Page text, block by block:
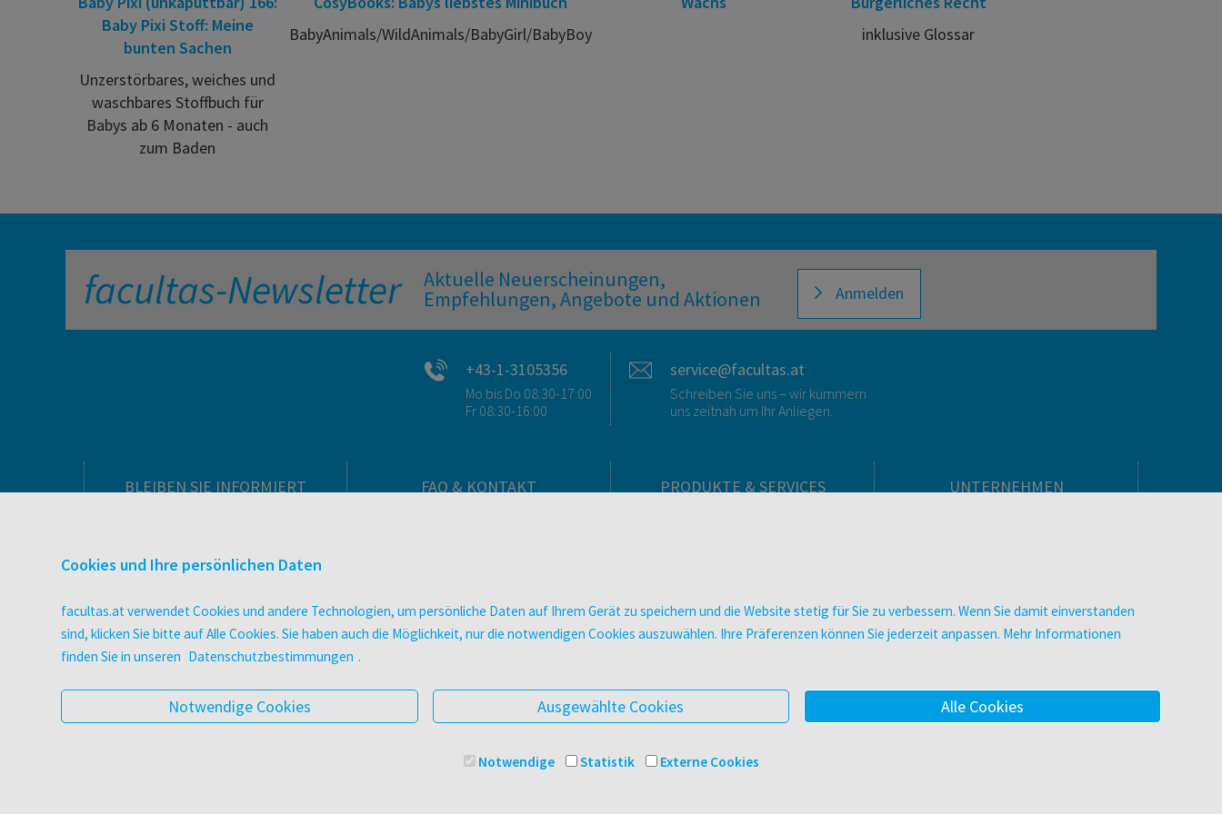
Baby Pixi Stoff: Meine
bunten Sachen
Unzerstörbares, weiches und
waschbares Stoffbuch für
Babys ab 6 Monaten - auch
zum Baden
BabyAnimals/WildAnimals/BabyGirl/BabyBoy
inklusive Glossar
facultas-Newsletter Aktuelle Neuerscheinungen,
Empfehlungen, Angebote und Aktionen Anmelden
+43-1-3105356
Mo bis Do 08:30-17:00
Fr 08:30-16:00
service@facultas.at
Schreiben Sie uns – wir kümmern
uns zeitnah um Ihr Anliegen.
BLEIBEN SIE INFORMIERT
Veranstaltungen
Literaturlisten
facultas Club
Blog facultas.studiert
FAQ & KONTAKT
Ansprechpartner:innen
So finden Sie uns
PRODUKTE & SERVICES
Druckerei facultas druckt.
Kopierservice
UNTERNEHMEN
Datenschutz & Cookies
AGB
© 2025 Facultas Verlags- und Buchhandels AG
Cookies und Ihre persönlichen Daten
facultas.at verwendet Cookies und andere Technologien, um persönliche Daten auf Ihrem Gerät zu speichern und die Website stetig für Sie zu verbessern. Wenn Sie damit einverstanden
sind, klicken Sie bitte auf Alle Cookies. Sie haben auch die Möglichkeit, nur die notwendigen Cookies auszuwählen. Ihre Präferenzen können Sie jederzeit anpassen. Mehr Informationen
finden Sie in unseren Datenschutzbestimmungen .
Notwendige Cookies Ausgewählte Cookies Alle Cookies
Notwendige Statistik Externe Cookies